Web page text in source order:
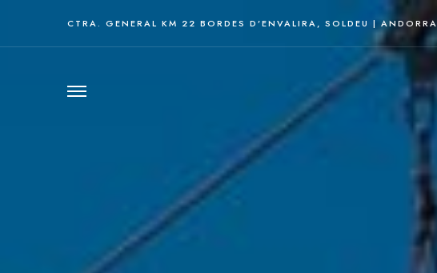
CTRA. GENERAL KM 22 BORDES D’ENVALIRA, SOLDEU | ANDORRA